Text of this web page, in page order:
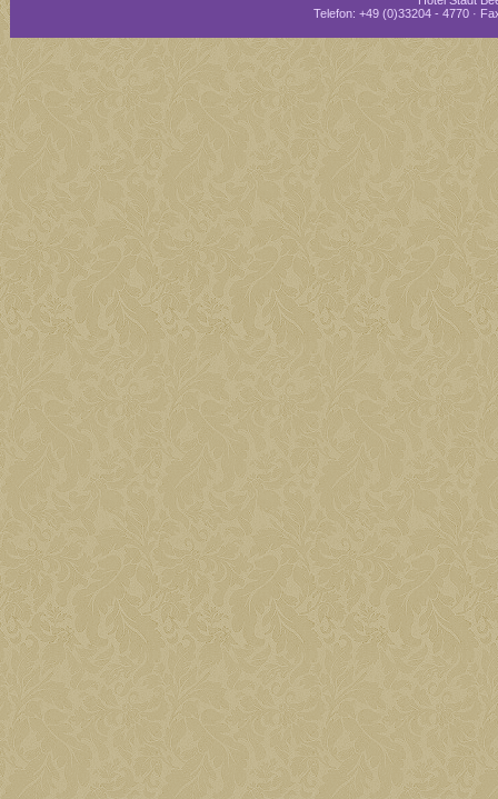
Telefon: +49 (0)33204 - 4770 ·